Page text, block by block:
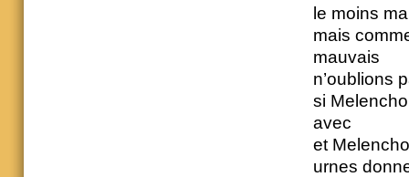
le moins
mais
mauvais
n’oublions
si
avec
et
urnes